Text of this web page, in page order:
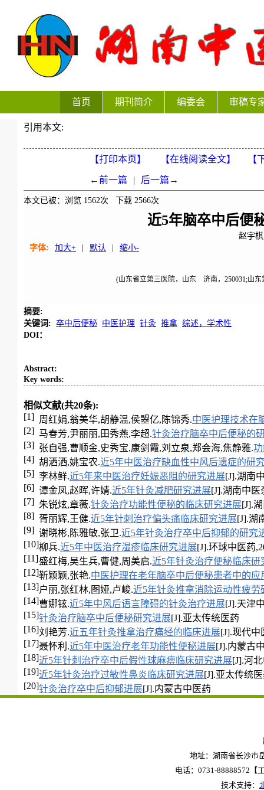
首页 期刊简介 编委会 审稿专
引用本文:
【打印本页】 【在线阅读全文】 【
←前一篇 | 后一篇→
本文已被：浏览 1562次 下载 2566次
近5年脑卒中后便
赵宇
字体:
加大+ 默认 缩小-
(山东省立第三医院，山东 济南，250031;山
摘要:
关键词 : 卒中后便秘 中医护理 针灸 推拿 综述，学术性
DOI：
Abstract:
Key words:
相似文献(共20条):
[1] 周红娟,翁美华,胡静温,侯曌亿,陈锦秀.中医护理技术在
[2] 马春芳,尹丽丽,田秀燕,李超.针灸治疗脑卒中后便秘的
[3] 张自强,曹顺金,史秀宝,康剑霞,刘立泉,郑会海,焦静雅.
[4] 胡洒洒,姚宝农.近5年中医治疗缺血性中风后遗症的研
[5] 李林鲜.近5年来中医治疗妊娠恶阻的研究进展[J].湖南
[6] 谭金凤,赵晖,许婧.近5年针灸减肥研究进展[J].湖南中医
[7] 朱锐炫,章薇.针灸治疗功能性便秘的临床研究进展[J].
[8] 胥丽辉,王健.近5年针刺治疗偏头痛临床研究进展[J].湖
[9] 谢晓彬,陈雅敏,张卫.近5年针灸治疗卒中后抑郁的研究
[10]柳兵.近5年中医治疗湿疹临床研究进展[J].环球中医药
[11]盛红梅,吴生兵,曹健,周美启.近5年针灸治疗便秘临床研
[12]靳颖颖,张艳.中医护理在老年脑卒中后便秘患者中的应
[13]户丽,张红林,图娅,卢峻.近5年针灸推拿消除运动性疲劳
[14]曹娜铉.近5年中风后语言障碍的针灸治疗进展[J].天津
[15]针灸治疗脑卒中后便秘研究进展[J].亚太传统医药
[16]刘艳芳.近五年针灸推拿治疗痛经的临床进展[J].现代中
[17]聂怀利.近5年中医治疗老年功能性便秘进展[J].内蒙古
[18]近5年针刺治疗卒中后假性球麻痹临床研究进展[J].河
[19]近5年针灸治疗过敏性鼻炎临床研究进展[J].亚太传统
[20]针灸治疗卒中后抑郁进展[J].内蒙古中医药
地址：湖南省长沙市
电话：0731-88888572【
技术支持：